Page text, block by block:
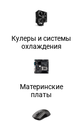
Кулеры и системы
охлаждения
Материнские
платы